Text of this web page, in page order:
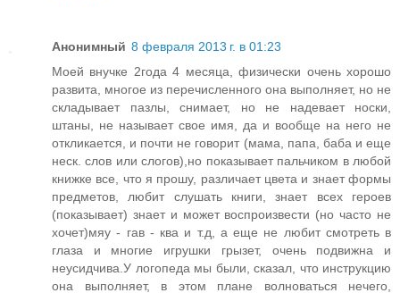
Анонимный 8 февраля 2013 г. в 01:23
Моей внучке 2года 4 месяца, физически очень хорошо
развита, многое из перечисленного она выполняет, но не
складывает пазлы, снимает, но не надевает носки,
штаны, не называет свое имя, да и вообще на него не
откликается, и почти не говорит (мама, папа, баба и еще
неск. слов или слогов),но показывает пальчиком в любой
книжке все, что я прошу, различает цвета и знает формы
предметов, любит слушать книги, знает всех героев
(показывает) знает и может воспроизвести (но часто не
хочет)мяу - гав - ква и т.д, а еще не любит смотреть в
глаза и многие игрушки грызет, очень подвижна и
неусидчива.У логопеда мы были, сказал, что инструкцию
она выполняет, в этом плане волноваться нечего,